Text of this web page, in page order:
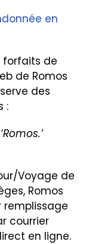
en
forfaits de
de Romos
des
:
Voyage de
Romos
courrier
en ligne.